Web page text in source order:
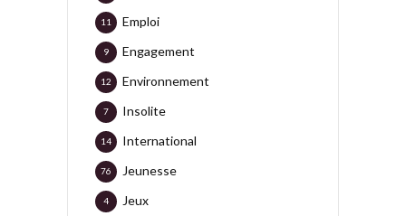
Emploi
11
Engagement
9
Environnement
12
Insolite
7
International
14
Jeunesse
76
Jeux
4